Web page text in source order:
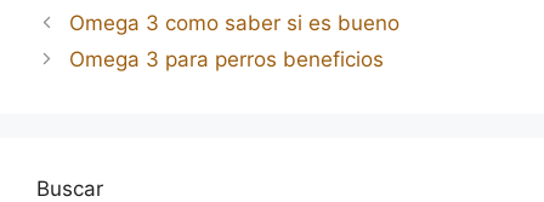
Navegación
de
entradas
Omega 3 como saber si es bueno
Omega 3 para perros beneficios
Buscar